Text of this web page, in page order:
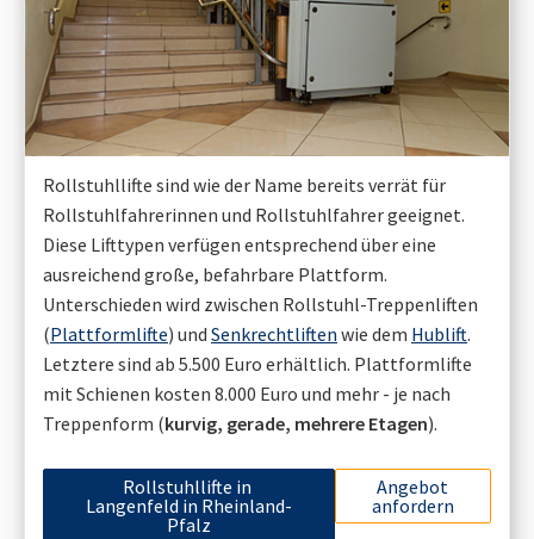
Rollstuhllifte sind wie der Name bereits verrät für
Rollstuhlfahrerinnen und Rollstuhlfahrer geeignet.
Diese Lifttypen verfügen entsprechend über eine
ausreichend große, befahrbare Plattform.
Unterschieden wird zwischen Rollstuhl-Treppenliften
(Plattformlifte) und Senkrechtliften wie dem Hublift.
Letztere sind ab 5.500 Euro erhältlich. Plattformlifte
mit Schienen kosten 8.000 Euro und mehr - je nach
Treppenform (kurvig, gerade, mehrere Etagen).
Rollstuhllifte in
Langenfeld in Rheinland-
Pfalz
Angebot
anfordern